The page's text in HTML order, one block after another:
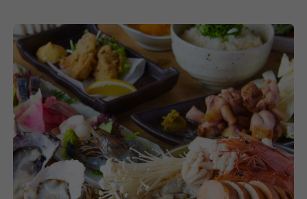
いモチベーションを保ちながらスキルアップができま
す。
【当店ならではのメニュー展開】
うずまき名物の野菜巻き串は常に旬で新鮮な食材を使
用し、門外不出・唯一無二の味を届けています。
また、全国展開している当ブランドは、店舗ごとに地
域性を活かしたオリジナルメニューをご用意している
のが特徴です。